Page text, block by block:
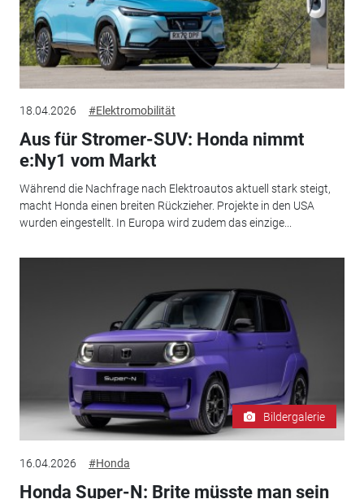
18.04.2026 #Elektromobilität
Aus für Stromer-SUV: Honda nimmt
e:Ny1 vom Markt
Während die Nachfrage nach Elektroautos aktuell stark steigt,
macht Honda einen breiten Rückzieher. Projekte in den USA
wurden eingestellt. In Europa wird zudem das einzige...
Bildergalerie
16.04.2026 #Honda
Honda Super-N: Brite müsste man sein